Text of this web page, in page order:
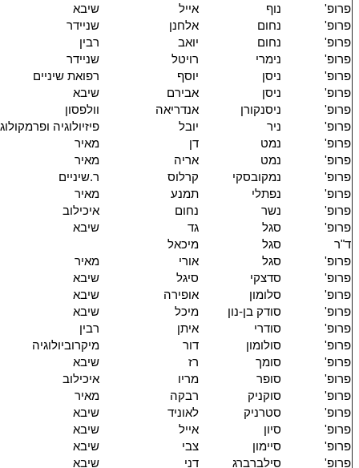
פרופ'
נוף אייל
שיבא
פרופ'
נחום אלחנן
שניידר
פרופ'
נחום יואב
רבין
פרופ'
נימרי רויטל
שניידר
פרופ'
ניסן יוסף
רפואת שיניים
פרופ'
ניסן אבירם
שיבא
פרופ'
ניסנקורן אנדריאה
וולפסון
פרופ'
ניר יובל
פיזיולוגיה
פרופ'
נמט דן
מאיר
פרופ'
נמט אריה
מאיר
פרופ'
נמקובסקי קרלוס
ר.שיניים
פרופ'
נפתלי תמנע
מאיר
פרופ'
נשר נחום
איכילוב
פרופ'
סגל גד
שיבא
ד"ר
סגל
מיכאל
פרופ'
סגל אורי
מאיר
פרופ'
סדצקי סיגל
שיבא
פרופ'
סלומון אופירה
שיבא
פרופ'
סודק בן-נון מיכל
שיבא
פרופ'
סודרי איתן
רבין
פרופ'
סולומון דור
מיקרוביולוגיה
פרופ'
סומך רז
שיבא
פרופ'
סופר מריו
איכילוב
פרופ'
סוקניק רבקה
מאיר
פרופ'
סטרניק לאוניד
שיבא
פרופ'
סיון אייל
שיבא
פרופ'
סיימון צבי
שיבא
פרופ'
סילברברג דני שיבא